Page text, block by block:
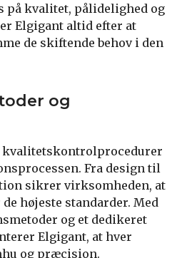
på kvalitet, pålidelighed og
Elgigant altid efter at
de skiftende behov i den
og
Fra design til
sikrer virksomheden, at
højeste standarder. Med
og et dedikeret
Elgigant, at hver
og præcision.